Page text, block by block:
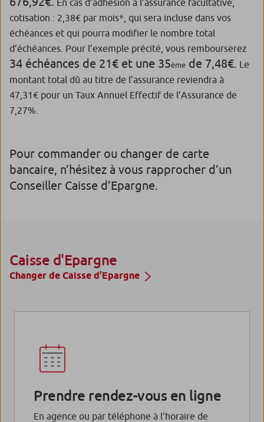
En cas d’adhésion à l’assurance facultative,
cotisation : 2,38€ par mois*, qui sera incluse dans vos
échéances et qui pourra modifier le nombre total
d’échéances. Pour l’exemple précité, vous rembourserez
34 échéances de 21€ et une 35ème de 7,48€. Le
montant total dû au titre de l’assurance reviendra à
47,31€ pour un Taux Annuel Effectif de l’Assurance de
7,27%.
Pour commander ou changer de carte
bancaire, n’hésitez à vous rapprocher d’un
Conseiller Caisse d’Epargne.
Caisse d'Epargne
Changer de Caisse d’Epargne
Prendre rendez-vous en ligne
En agence ou par téléphone à l'horaire de